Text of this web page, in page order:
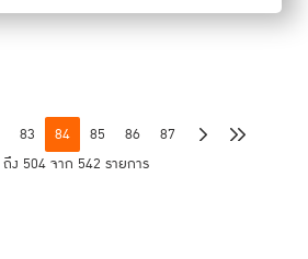
83 84 85 86
87
ง 504 จาก 542 รายการ